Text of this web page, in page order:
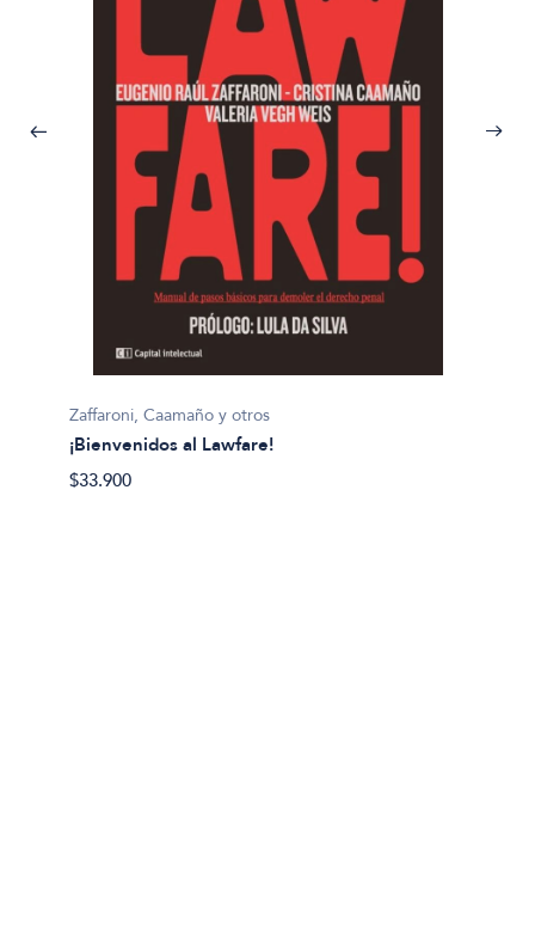
Zaffaroni, Caamaño y otros
¡Bienvenidos al Lawfare!
$33.900